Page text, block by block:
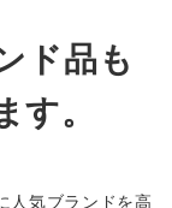
ド品も
す。
人気ブランドを高